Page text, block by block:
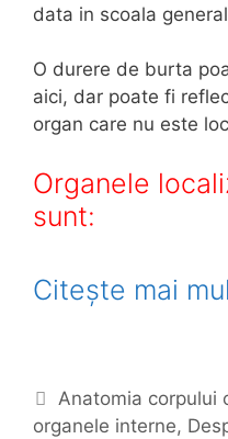
data in scoala
O durere de burta
aici, dar poate fi
organ care nu este
Organele
sunt:
Citește mai
C
a
Anatomia corpului
organele interne,